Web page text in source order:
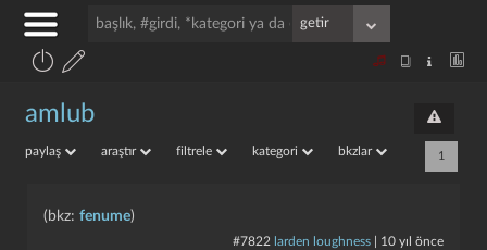
amlub
paylaş araştır filtrele kategori bkzlar 1
(bkz: fenume)
#7822 larden loughness 10 yıl önce